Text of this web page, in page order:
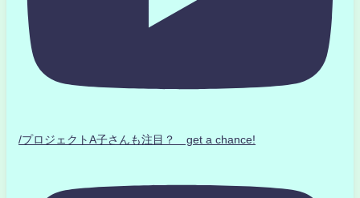
/プロジェクトA子さんも注目？ get a chance!